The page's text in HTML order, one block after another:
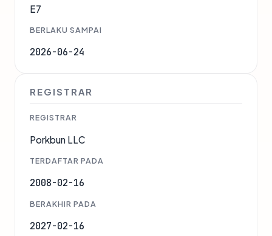
E7
BERLAKU SAMPAI
2026-06-24
REGISTRAR
REGISTRAR
Porkbun LLC
TERDAFTAR PADA
2008-02-16
BERAKHIR PADA
2027-02-16